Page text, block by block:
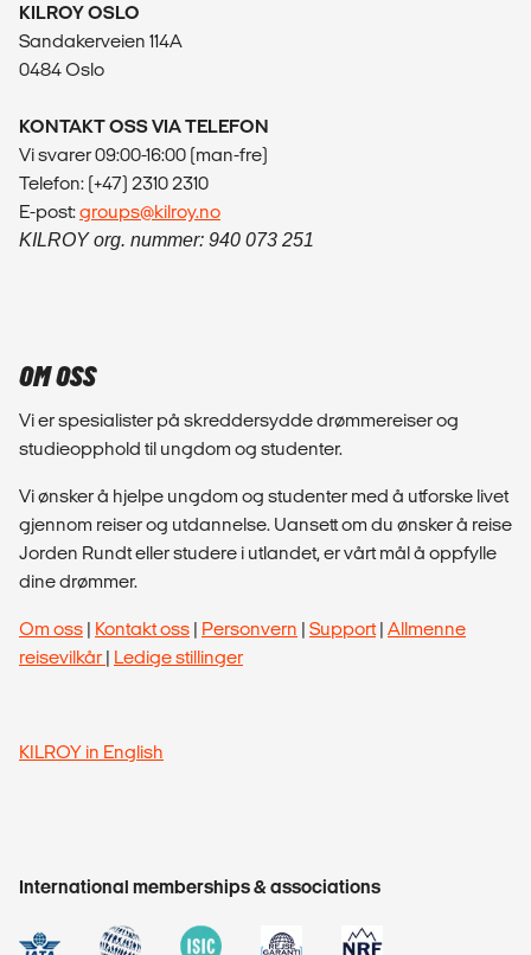
KILROY OSLO
Sandakerveien 114A
0484 Oslo
KONTAKT OSS VIA TELEFON
Vi svarer 09:00-16:00 (man-fre)
Telefon: (+47) 2310 2310
E-post:groups@kilroy.no
KILROY org. nummer: 940 073 251
OM OSS
Vi er spesialister på skreddersydde drømmereiser og
studieopphold til ungdom og studenter.
Vi ønsker å hjelpe ungdom og studenter med å utforske livet
gjennom reiser og utdannelse. Uansett om du ønsker å reise
Jorden Rundt eller studere i utlandet, er vårt mål å oppfylle
dine drømmer.
Om oss | Kontakt oss | Personvern | Support| Allmenne
reisevilkår | Ledige stillinger
KILROY in English
International memberships & associations